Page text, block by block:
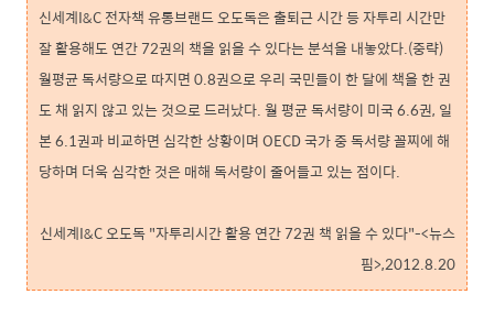
신세계I&C 전자책 유통브랜드 오도독은 출퇴근 시간 등 자투리 시간만
잘 활용해도 연간 72권의 책을 읽을 수 있다는 분석을 내놓았다.(중략)
월평균 독서량으로 따지면 0.8권으로 우리 국민들이 한 달에 책을 한 권
도 채 읽지 않고 있는 것으로 드러났다. 월 평균 독서량이 미국 6.6권, 일
본 6.1권과 비교하면 심각한 상황이며 OECD 국가 중 독서량 꼴찌에 해
당하며 더욱 심각한 것은 매해 독서량이 줄어들고 있는 점이다.
신세계I&C 오도독 "자투리시간 활용 연간 72권 책 읽을 수 있다"-<뉴스
핌>,2012.8.20